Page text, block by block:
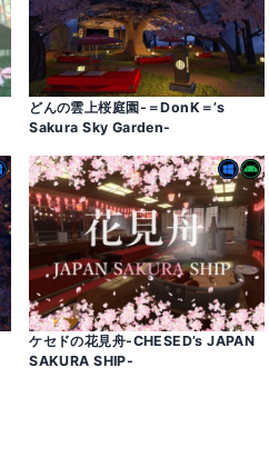
どんの雲上桜庭園-＝DonK＝’s
Sakura Sky Garden-
ケセドの花見舟-CHESED’s JAPAN
SAKURA SHIP-